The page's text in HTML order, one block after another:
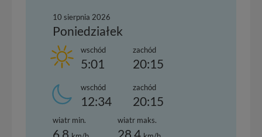
10 sierpnia 2026
Poniedziałek
wschód
5:01
zachód
20:15
wschód
12:34
zachód
20:15
wiatr min.
6,8
wiatr maks.
28,4